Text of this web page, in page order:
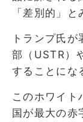
「差別的」
トランプ氏
部（USTR）
することにな
このホワイト
国が最大の赤